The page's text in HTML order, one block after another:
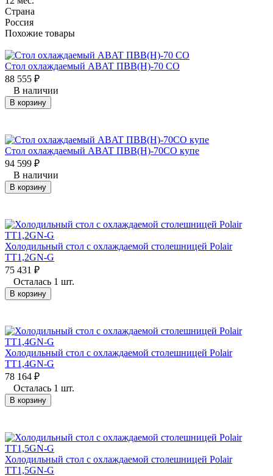
Страна
Россия
Похожие товары
Стол охлаждаемый ABAT ПВВ(Н)-70 СО
88 555 ₽
В наличии
В корзину
Стол охлаждаемый ABAT ПВВ(Н)-70СО купе
94 599 ₽
В наличии
В корзину
Холодильный стол с охлаждаемой столешницей Polair
TT1,2GN-G
75 431 ₽
Осталась 1 шт.
В корзину
Холодильный стол с охлаждаемой столешницей Polair
TT1,4GN-G
78 164 ₽
Осталась 1 шт.
В корзину
Холодильный стол с охлаждаемой столешницей Polair
TT1,5GN-G